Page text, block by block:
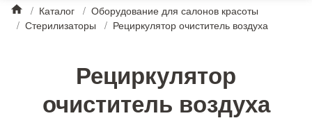
/ Каталог / Оборудование для салонов красоты
/ Стерилизаторы / Рециркулятор очиститель воздуха
Рециркулятор
очиститель воздуха